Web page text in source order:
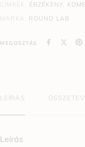
CÍMKÉK: ÉRZÉKENY,
MÁRKA: ROUND LAB
MEGOSZTÁS
LEÍRÁS
Leírás